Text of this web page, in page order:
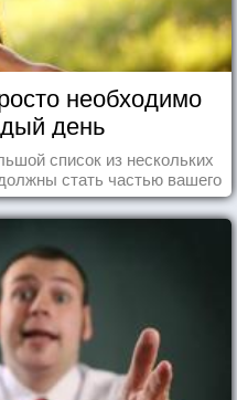
необходимо
день
список из нескольких
стать частью вашего